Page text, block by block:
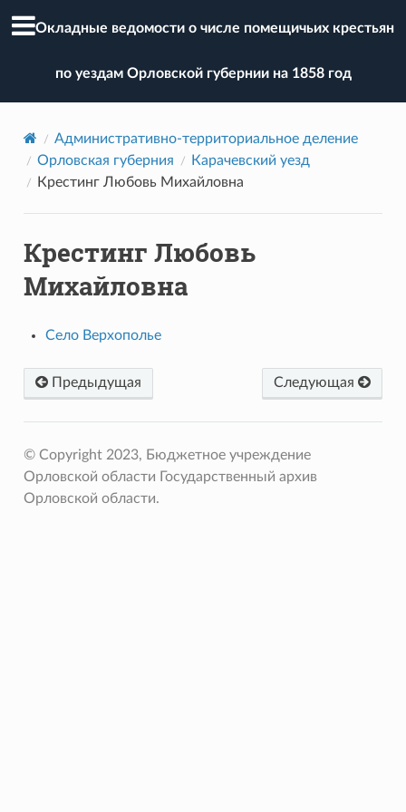
Окладные ведомости о числе помещичьих крестьян
по уездам Орловской губернии на 1858 год
Административно-территориальное деление
Орловская губерния
Карачевский уезд
Крестинг Любовь Михайловна
Крестинг Любовь
Михайловна
Село Верхополье
Предыдущая Следующая
© Copyright 2023, Бюджетное учреждение
Орловской области Государственный архив
Орловской области.